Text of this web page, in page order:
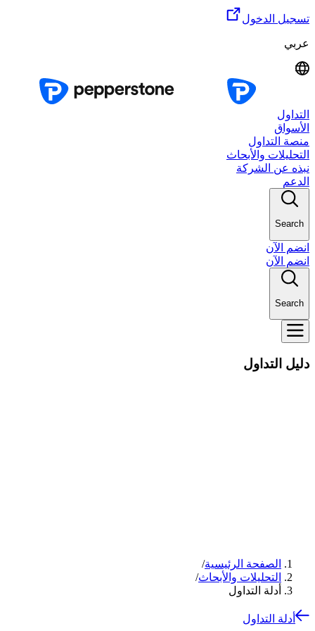
تسجيل الدخول
عربي
التداول
الأسواق
منصة التداول
التحليلات والأبحاث
نبذه عن الشركة
الدعم
Search
انضم الآن
انضم الآن
Search
دليل التداول
الصفحة الرئيسية/
التحليلات والأبحاث/
أدلة التداول
أدلة التداول